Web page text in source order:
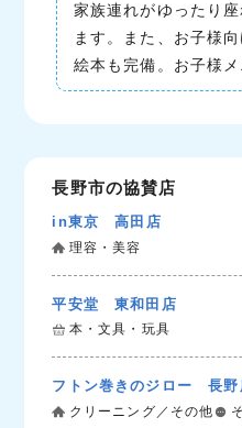
家族連れがゆったり
ます。また、お子様
絵本も完備。お子様メ
長野市の協賛店
in東京 高田店
理容・美容
平安堂 東和田店
本・文具・玩具
フトン巻きのジロー 長野
クリーニング／その他